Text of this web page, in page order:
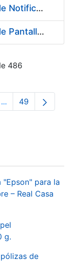
Contratación de un Sistema de Notificaciones y Comunicaciones Electrónicas, mediante Dirección Electrónica Habilitada
Contratación del Suministro de Pantallas basadas en Tecnología LED
486
TAB para
...PáginasPágina
49
para la
– Real Casa
g.
de